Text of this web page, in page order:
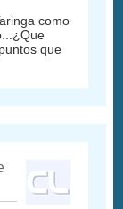
como
que